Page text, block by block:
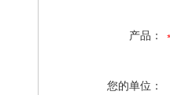
产品：
您的单位：